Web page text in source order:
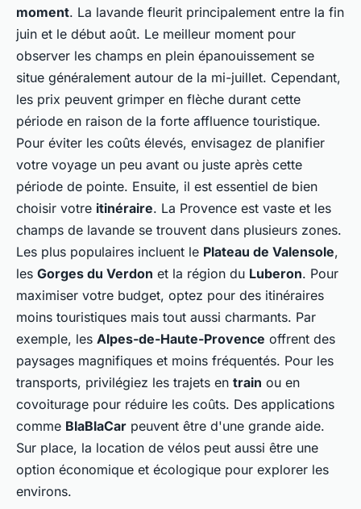
moment. La lavande fleurit principalement entre la fin
juin et le début août. Le meilleur moment pour
observer les champs en plein épanouissement se
situe généralement autour de la mi-juillet. Cependant,
les prix peuvent grimper en flèche durant cette
période en raison de la forte affluence touristique.
Pour éviter les coûts élevés, envisagez de planifier
votre voyage un peu avant ou juste après cette
période de pointe. Ensuite, il est essentiel de bien
choisir votre itinéraire. La Provence est vaste et les
champs de lavande se trouvent dans plusieurs zones.
Les plus populaires incluent le Plateau de Valensole,
les Gorges du Verdon et la région du Luberon. Pour
maximiser votre budget, optez pour des itinéraires
moins touristiques mais tout aussi charmants. Par
exemple, les Alpes-de-Haute-Provence offrent des
paysages magnifiques et moins fréquentés. Pour les
transports, privilégiez les trajets en train ou en
covoiturage pour réduire les coûts. Des applications
comme BlaBlaCar peuvent être d'une grande aide.
Sur place, la location de vélos peut aussi être une
option économique et écologique pour explorer les
environs.